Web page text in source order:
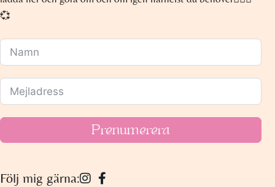
💞
Prenumerera
Följ mig gärna: